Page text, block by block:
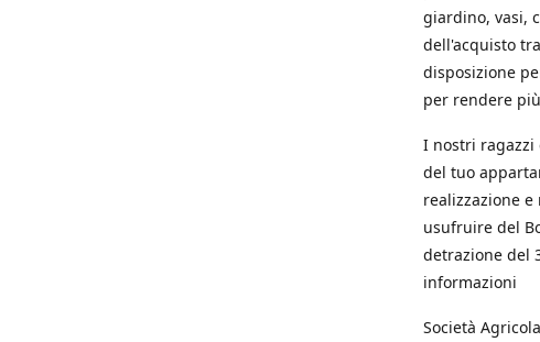
giardino, vasi,
dell'acquisto
disposizione
per rendere
I nostri ragazzi
del tuo
realizzazione
usufruire del
detrazione del
informazioni
Società